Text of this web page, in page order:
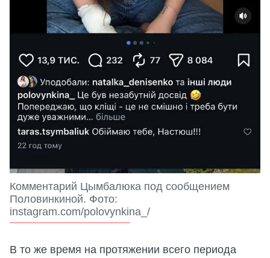
Комментарий Цымбалюка под сообщением
Половинкиной. Фото:
instagram.com/polovynkina_/
В то же время на протяжении всего периода